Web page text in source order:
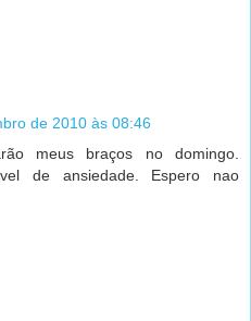
de 2010 às 08:46
meus braços no domingo.
de ansiedade. Espero nao